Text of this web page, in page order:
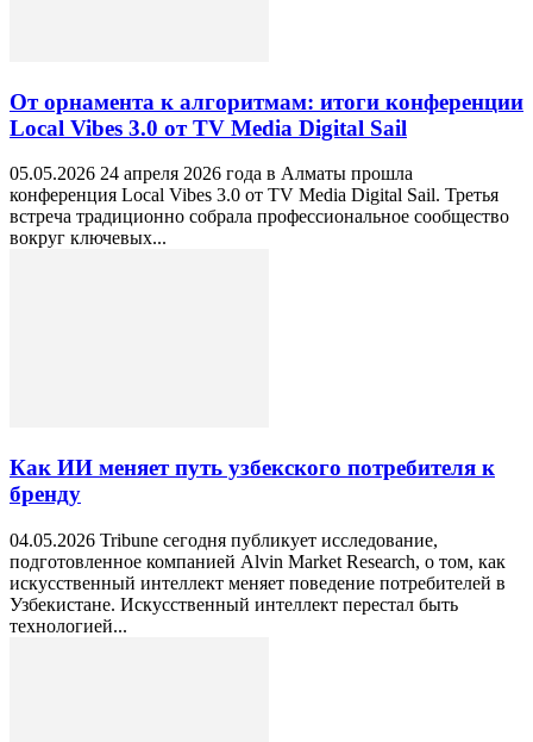
От орнамента к алгоритмам: итоги конференции
Local Vibes 3.0 от TV Media Digital Sail
05.05.2026 24 апреля 2026 года в Алматы прошла
конференция Local Vibes 3.0 от TV Media Digital Sail. Третья
встреча традиционно собрала профессиональное сообщество
вокруг ключевых...
Как ИИ меняет путь узбекского потребителя к
бренду
04.05.2026 Tribune сегодня публикует исследование,
подготовленное компанией Alvin Market Research, о том, как
искусственный интеллект меняет поведение потребителей в
Узбекистане. Искусственный интеллект перестал быть
технологией...